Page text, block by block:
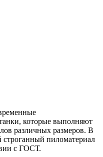
которые выполняют
различных размеров. В
строганный пиломатериал
с ГОСТ.